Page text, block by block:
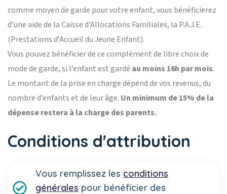
comme moyen de garde pour votre enfant, vous bénéficierez
d’une aide de la Caisse d’Allocations Familiales, la P.A.J.E.
(Prestations d’Accueil du Jeune Enfant).
Vous pouvez bénéficier de ce complément de libre choix de
mode de garde, si l’enfant est gardé au moins 16h par mois.
Le montant de la prise en charge dépend de vos revenus, du
nombre d’enfants et de leur âge. Un minimum de 15% de la
dépense restera à la charge des parents.
Conditions d'attribution
Vous remplissez les conditions
générales pour bénéficier des